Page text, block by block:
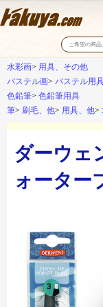
水彩画
用具、その他
パステル画
パステル用
色鉛筆
色鉛筆用具
筆
刷毛、他 用具、他
ダーウ
ォーター